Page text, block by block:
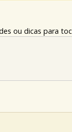
ou dicas para